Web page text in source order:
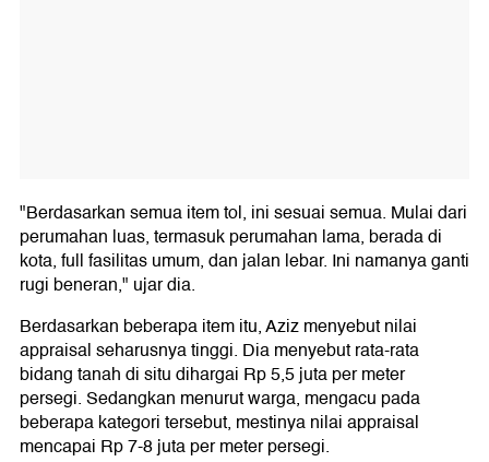
"Berdasarkan semua item tol, ini sesuai semua. Mulai dari
perumahan luas, termasuk perumahan lama, berada di
kota, full fasilitas umum, dan jalan lebar. Ini namanya ganti
rugi beneran," ujar dia.
Berdasarkan beberapa item itu, Aziz menyebut nilai
appraisal seharusnya tinggi. Dia menyebut rata-rata
bidang tanah di situ dihargai Rp 5,5 juta per meter
persegi. Sedangkan menurut warga, mengacu pada
beberapa kategori tersebut, mestinya nilai appraisal
mencapai Rp 7-8 juta per meter persegi.